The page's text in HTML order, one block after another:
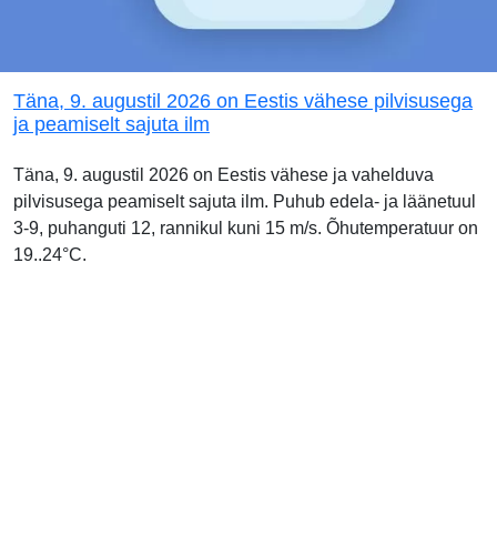
Täna, 9. augustil 2026 on Eestis vähese pilvisusega
ja peamiselt sajuta ilm
Täna, 9. augustil 2026 on Eestis vähese ja vahelduva
pilvisusega peamiselt sajuta ilm. Puhub edela- ja läänetuul
3-9, puhanguti 12, rannikul kuni 15 m/s. Õhutemperatuur on
19..24°C.